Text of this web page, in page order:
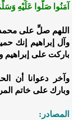
آمَنُوا صَلُّوا عَلَيْهِ
اللهم صلِّ على
وآل إبراهيم إنك
باركت على إبراهيم
وآخر دعوانا أن
وبارك على خاتم
المصادر: